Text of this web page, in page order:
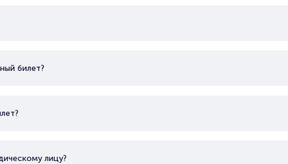
билет?
лицу?